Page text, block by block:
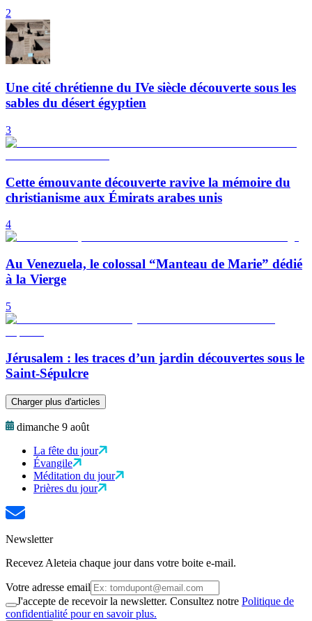
2
Une cité chrétienne du IVe siècle découverte sous les
sables du désert égyptien
3
Cette émouvante découverte ravive la mémoire du
christianisme aux Émirats arabes unis
4
Au Venezuela, le colossal “Manteau de Marie” dédié
à la Vierge
5
Jérusalem : les traces d’un jardin découvertes sous le
Saint-Sépulcre
Charger plus d'articles
dimanche 9 août
La fête du jour
Évangile
Méditation du jour
Prières du jour
Newsletter
Recevez Aleteia chaque jour dans votre boite e-mail.
Votre adresse email
J'accepte de recevoir la newsletter. Consultez notre Politique de
confidentialité pour en savoir plus.